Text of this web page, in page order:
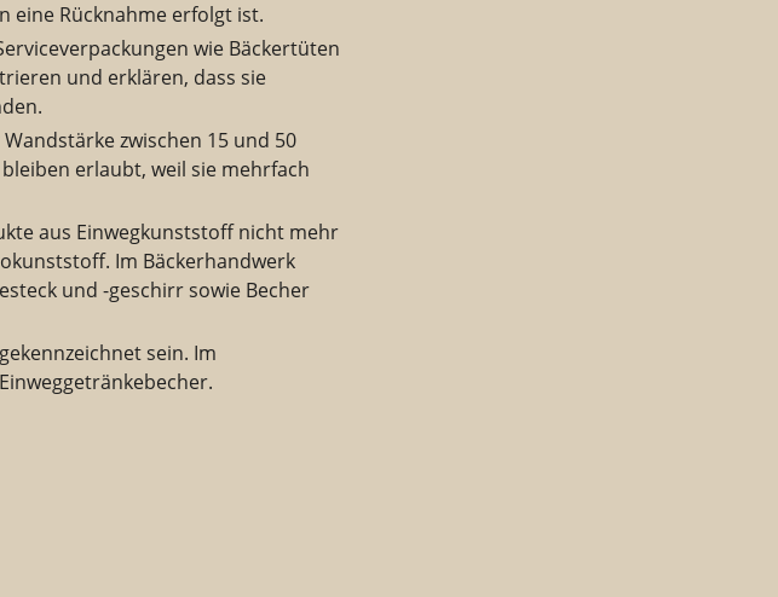
eine Rücknahme erfolgt ist.
wie Bäckertüten
und erklären, dass sie
zwischen 15 und 50
erlaubt, weil sie mehrfach
aus Einwegkunststoff nicht mehr
Im Bäckerhandwerk
und -geschirr sowie Becher
sein. Im